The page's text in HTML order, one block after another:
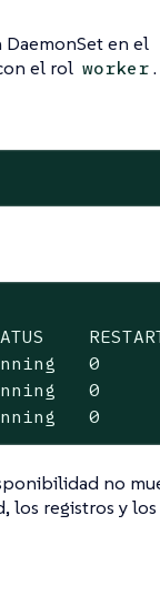
en el
el rol worker.
Running
0
0
no
los registros y los